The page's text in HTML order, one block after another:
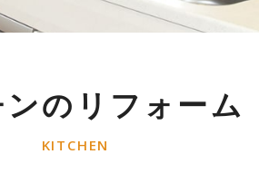
ンのリフォーム
KITCHEN